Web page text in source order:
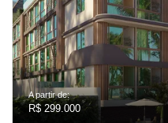
A partir de:
R$ 299.000